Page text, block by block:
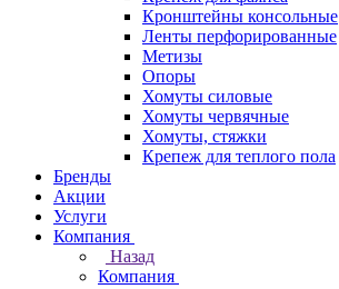
Кронштейны консольные
Ленты перфорированные
Метизы
Опоры
Хомуты силовые
Хомуты червячные
Хомуты, стяжки
Крепеж для теплого пола
Бренды
Акции
Услуги
Компания
Назад
Компания